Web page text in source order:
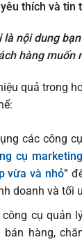
thích và tin
là nội dung
hàng muốn
quả trong
các công
cụ
vừa và nhỏ”
doanh và tối
cụ quản
hàng,